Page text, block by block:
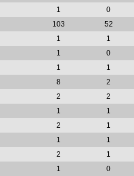
1
0
103
52
1
1
1
0
1
1
8
2
2
2
1
1
2
1
1
1
2
1
1
0